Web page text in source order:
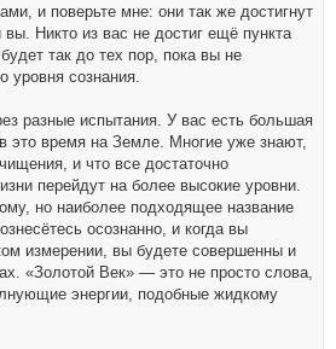
и поверьте мне: они так же достигнут
Никто из вас не достиг ещё пункта
так до тех пор, пока вы не
уровня сознания.
разные испытания. У вас есть большая
это время на Земле. Многие уже знают,
и что все достаточно
перейдут на более высокие уровни.
но наиболее подходящее название
осознанно, и когда вы
измерении, вы будете совершенны и
«Золотой Век» — это не просто слова,
энергии, подобные жидкому